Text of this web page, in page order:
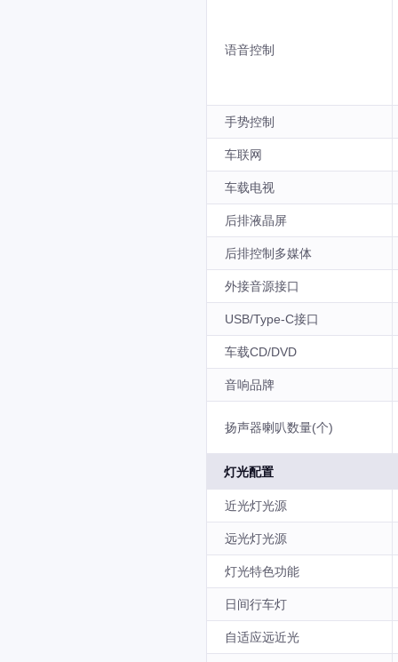
语音控制
手势控制
车联网
车载电视
后排液晶屏
后排控制多媒体
外接音源接口
USB/Type-C接口
车载CD/DVD
音响品牌
扬声器喇叭数量(个)
灯光配置
近光灯光源
远光灯光源
灯光特色功能
日间行车灯
自适应远近光